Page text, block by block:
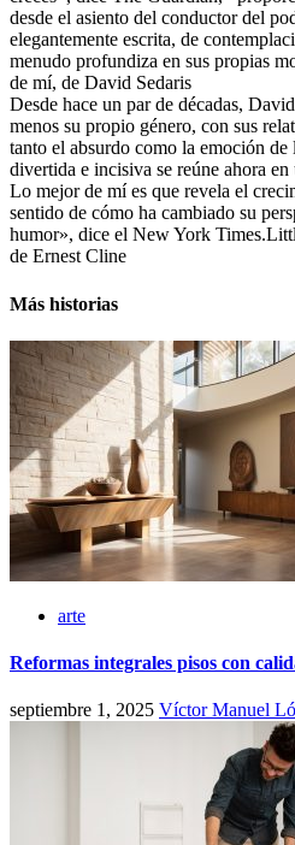
desde el asiento del conductor del
elegantemente escrita, de
menudo profundiza en sus propias
de mí, de David Sedaris
Desde hace un par de décadas,
menos su propio género, con sus
tanto el absurdo como la emoción
divertida e incisiva se reúne ahora
Lo mejor de mí es que revela el
sentido de cómo ha cambiado su
humor», dice el New York
de Ernest Cline
Más historias
arte
Reformas integrales pisos con
septiembre 1, 2025 Víctor Manuel